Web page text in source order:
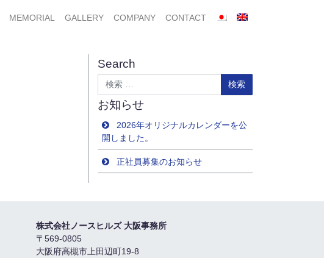
MEMORIAL GALLERY COMPANY CONTACT
Search
検索
お知らせ
2026年オリジナルカレンダーを公
開しました。
正社員募集のお知らせ
株式会社ノースヒルズ 大阪事務所
〒569-0805
大阪府高槻市上田辺町19-8